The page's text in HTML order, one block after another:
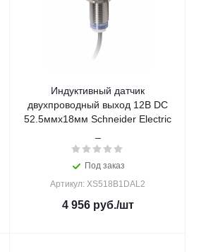
Индуктивный датчик
двухпроводный выход 12В DC
52.5ммx18мм Schneider Electric
Под заказ
Артикул: XS518B1DAL2
4 956руб./шт